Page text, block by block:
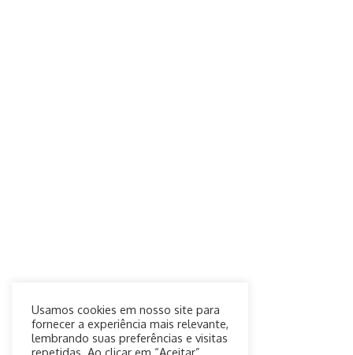
Usamos cookies em nosso site para
fornecer a experiência mais relevante,
lembrando suas preferências e visitas
repetidas. Ao clicar em “Aceitar”,